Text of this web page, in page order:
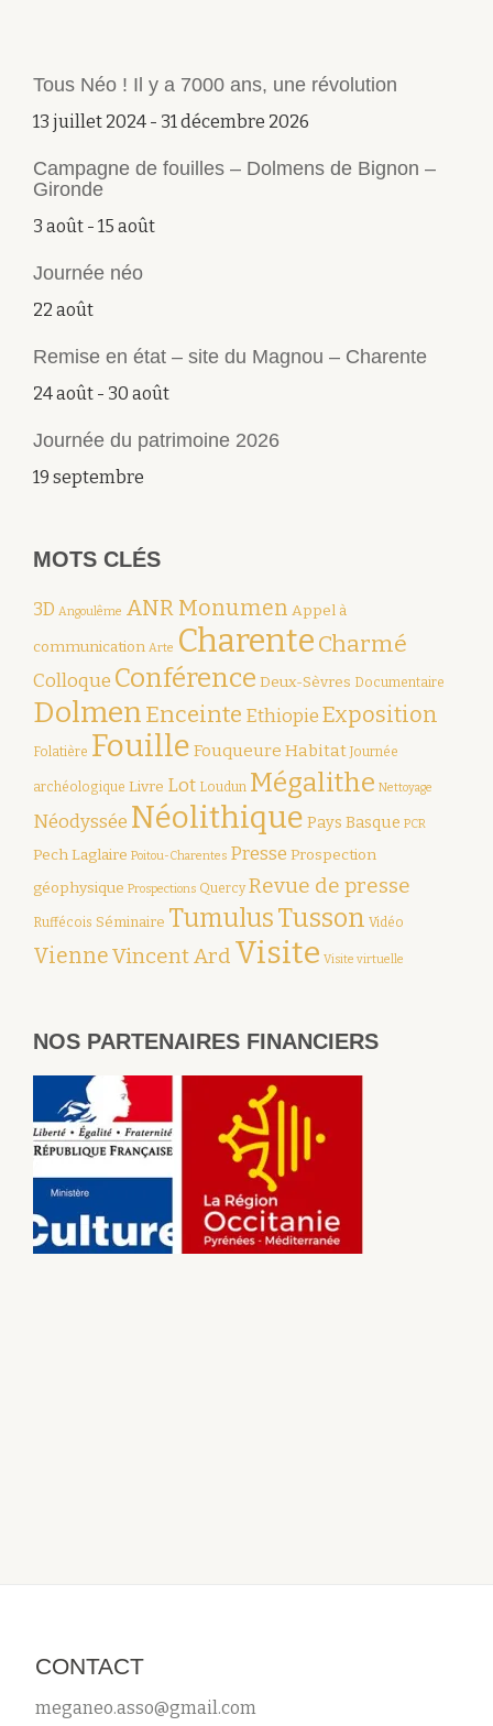
Tous Néo ! Il y a 7000 ans, une révolution
13 juillet 2024 - 31 décembre 2026
Campagne de fouilles – Dolmens de Bignon –
Gironde
3 août - 15 août
Journée néo
22 août
Remise en état – site du Magnou – Charente
24 août - 30 août
Journée du patrimoine 2026
19 septembre
MOTS CLÉS
3D Angoulême ANR Monumen Appel à
communication Arte CharenteCharmé
Colloque Conférence Deux-Sèvres Documentaire
Dolmen Enceinte Ethiopie Exposition
Folatière Fouille Fouqueure Habitat Journée
archéologique Livre Lot Loudun Mégalithe Nettoyage
Néodyssée Néolithique Pays Basque PCR
Pech Laglaire Poitou-Charentes Presse Prospection
géophysique Prospections Quercy Revue de presse
Ruffécois Séminaire TumulusTusson Vidéo
VienneVincent Ard Visite Visite virtuelle
NOS PARTENAIRES FINANCIERS
CONTACT
meganeo.asso@gmail.com